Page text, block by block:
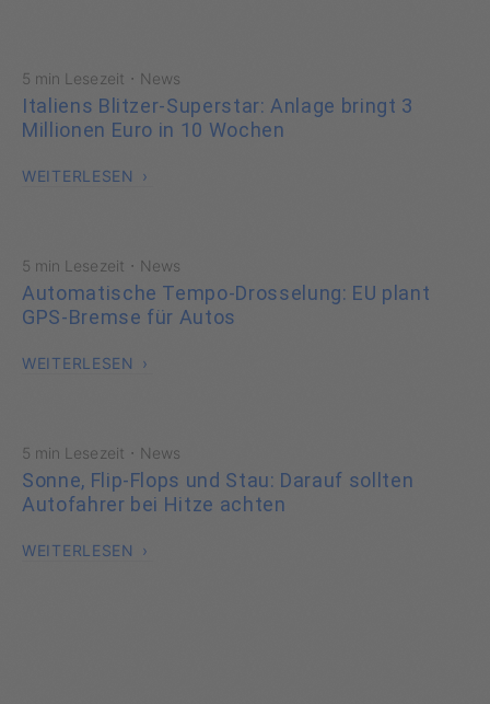
5 min Lesezeit · News
Italiens Blitzer-Superstar: Anlage bringt 3
Millionen Euro in 10 Wochen
WEITERLESEN
5 min Lesezeit · News
Automatische Tempo-Drosselung: EU plant
GPS-Bremse für Autos
WEITERLESEN
5 min Lesezeit · News
Sonne, Flip-Flops und Stau: Darauf sollten
Autofahrer bei Hitze achten
WEITERLESEN